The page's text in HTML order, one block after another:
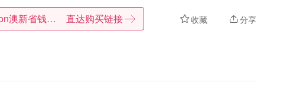
收藏 分享
Dealmoon澳新省钱快报 直达购买链接